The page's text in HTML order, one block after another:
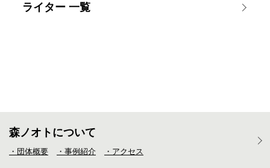
ライター 一覧
森ノオトについて
・団体概要 ・事例紹介 ・アクセス